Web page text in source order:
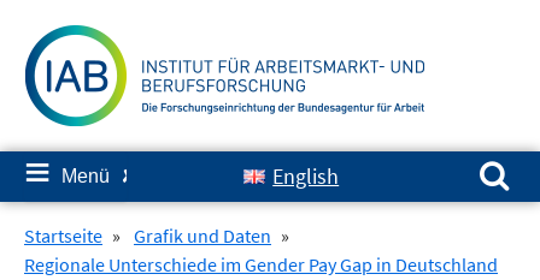
zum
Inhalt
≡ Menü ✘ English
Suchen nach:
Startseite » Grafik und Daten »
Regionale Unterschiede im Gender Pay Gap in Deutschland